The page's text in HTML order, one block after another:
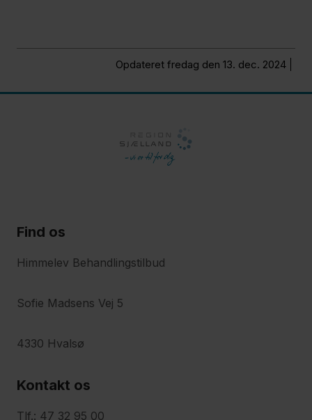
Opdateret fredag den 13. dec. 2024
Find os
Himmelev Behandlingstilbud
Sofie Madsens Vej 5
4330 Hvalsø
Kontakt os
Tlf.: 47 32 95 00